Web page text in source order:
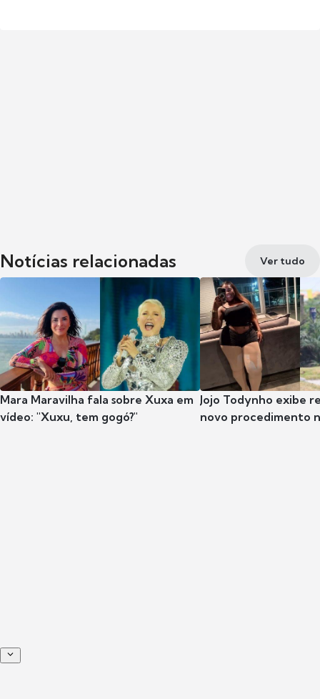
Notícias relacionadas Ver tudo
Mara Maravilha fala sobre Xuxa em
vídeo: "Xuxu, tem gogó?"
Jojo Todynho exibe
novo procedimento